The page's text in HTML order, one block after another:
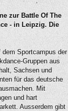
zur Battle Of The
- in Leipzig. Die
dem Sportcampus der
Gruppen aus
Sachsen und
für das deutsche
Mit
und hart
Ausserdem gibt